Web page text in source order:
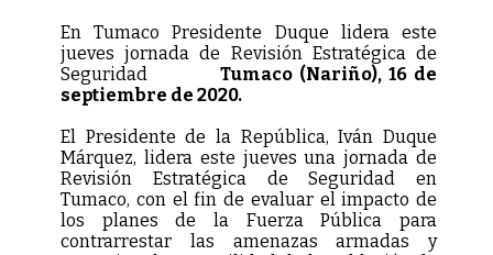
En Tumaco Presidente Duque lidera este
jueves jornada de Revisión Estratégica de
Seguridad Tumaco (Nariño), 16 de
septiembre de 2020.
El Presidente de la República, Iván Duque
Márquez, lidera este jueves una jornada de
Revisión Estratégica de Seguridad en
Tumaco, con el fin de evaluar el impacto de
los planes de la Fuerza Pública para
contrarrestar las amenazas armadas y